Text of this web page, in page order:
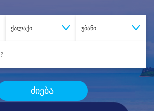
ქალაქი უბანი
ძიება